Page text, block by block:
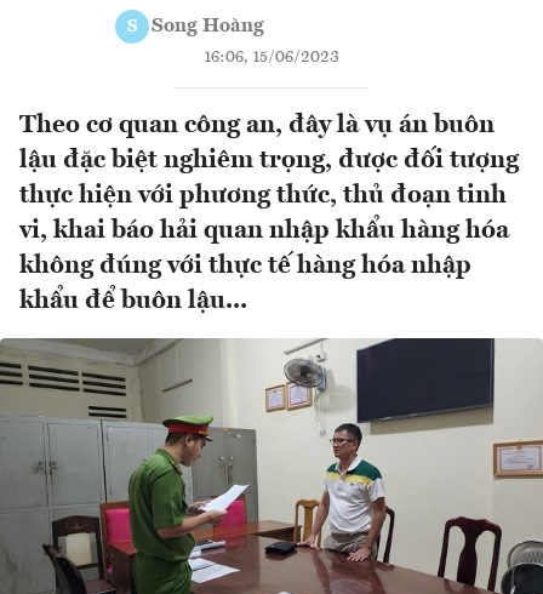
S Song Hoàng
16:06, 15/06/2023
Theo cơ quan công an, đây là vụ án buôn
lậu đặc biệt nghiêm trọng, được đối tượng
thực hiện với phương thức, thủ đoạn tinh
vi, khai báo hải quan nhập khẩu hàng hóa
không đúng với thực tế hàng hóa nhập
khẩu để buôn lậu...